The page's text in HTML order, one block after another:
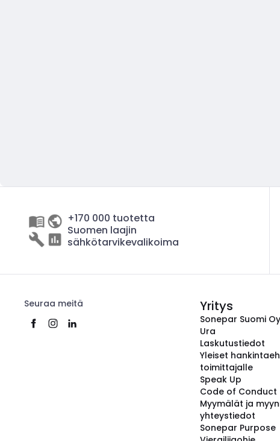
+170 000 tuotetta
Suomen laajin
sähkötarvikevalikoima
Seuraa meitä Yritys
Sonepar Suomi Oy
Ura
Laskutustiedot
Yleiset
toimittajalle
Speak Up
Code of Conduct
Myymälät ja
yhteystiedot
Sonepar Purpose